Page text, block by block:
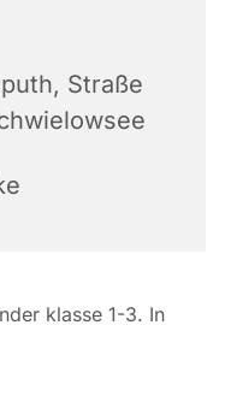
Straße
klasse 1-3. In